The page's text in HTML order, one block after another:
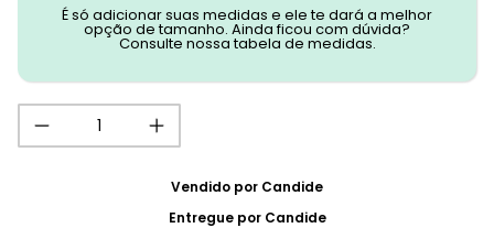
É só adicionar suas medidas e ele te dará a melhor
opção de tamanho. Ainda ficou com dúvida?
Consulte nossa tabela de medidas.
Vendido por Candide
Entregue por Candide